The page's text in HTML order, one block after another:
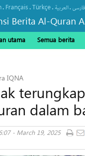
. Français.Türkçe. العربیة.فارسی
Berita Al-Quran
utama Semua berita
IQNA
dalam
- March 19, 2025